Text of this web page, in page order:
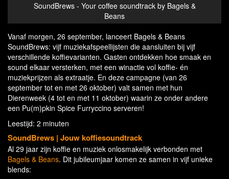
SoundBrews - Your coffee soundtrack by Bagels &
Beans
Vanaf morgen, 26 september, lanceert Bagels & Beans
SoundBrews: vijf muziekafspeellijsten die aansluiten bij vijf
verschillende koffievarianten. Gasten ontdekken hoe smaak en
sound elkaar versterken, met een winactie vol koffie- én
muziekprijzen als extraatje. En deze campagne (van 26
september tot en met 26 oktober) valt samen met hun
Dierenweek (4 tot en met 11 oktober) waarin ze onder andere
een Pu(m)pkin Spice Furryccino serveren!
Leestijd: 2 minuten
SoundBrews | Jouw koffiesoundtrack
Al 29 jaar zijn koffie en muziek onlosmakelijk verbonden met
Bagels & Beans. Dit jubileumjaar komen ze samen in vijf unieke
blends: